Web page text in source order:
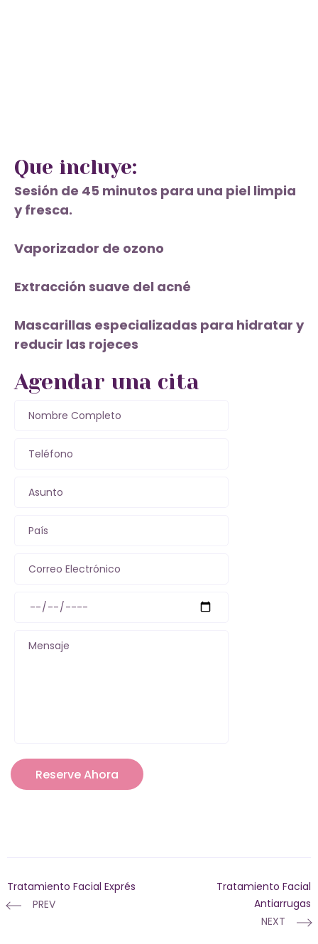
Que incluye:
Sesión de 45 minutos para una piel limpia
y fresca.
Vaporizador de ozono
Extracción suave del acné
Mascarillas especializadas para hidratar y
reducir las rojeces
Agendar una cita
Nombre Completo
Teléfono
Asunto
País
Correo Electrónico
Mensaje
Tratamiento Facial Exprés
PREV
Tratamiento Facial
Antiarrugas
NEXT